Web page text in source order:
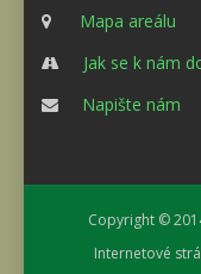
Mapa areálu
Jak se k nám
Napište nám
Copyright ©
Internetové